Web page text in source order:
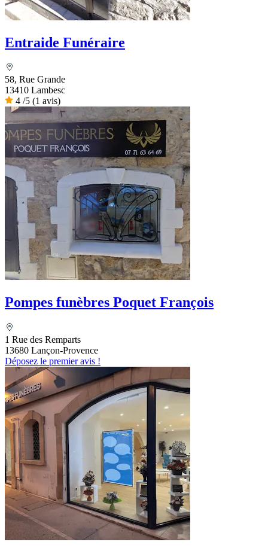
Entraide Funéraire
58, Rue Grande
13410 Lambesc
4 /5 (1 avis)
Pompes funèbres Poquet François
1 Rue des Remparts
13680 Lançon-Provence
Déposez le premier avis !